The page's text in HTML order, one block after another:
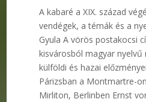
A kabaré a XIX. század
vendégek, a témák és a
Gyula A vörös postakocsi
kisvárosból magyar
külföldi és hazai
Párizsban a Montmartre-
Mirliton, Berlinben Ernst